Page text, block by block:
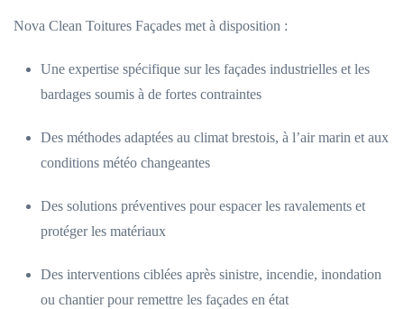
Nova Clean Toitures Façades met à disposition :
Une expertise spécifique sur les façades industrielles et les
bardages soumis à de fortes contraintes
Des méthodes adaptées au climat brestois, à l’air marin et aux
conditions météo changeantes
Des solutions préventives pour espacer les ravalements et
protéger les matériaux
Des interventions ciblées après sinistre, incendie, inondation
ou chantier pour remettre les façades en état